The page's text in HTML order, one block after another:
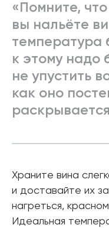
«Помните,
вы нальёте
температура
к этому надо
не упустить
как оно
Храните вина
и доставайте их
нагреться,
Идеальная